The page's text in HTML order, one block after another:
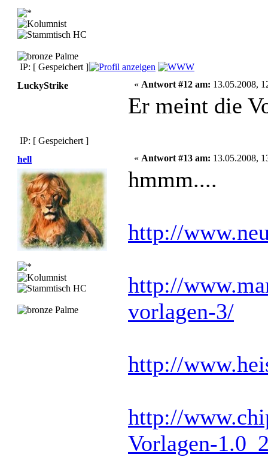
IP: [ Gespeichert ]
LuckyStrike
« Antwort #12 am: 13.05.2008,
Er meint die
IP: [ Gespeichert ]
hell
« Antwort #13 am: 13.05.2008,
hmmm....
http://
http://
vorlagen-3/
http://
http://
Vorlagen-